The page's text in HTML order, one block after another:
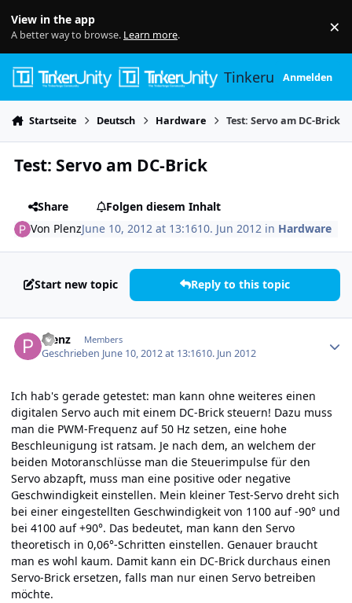
View in the app
A better way to browse. Learn more. ×
TinkerunityAnmelden
Startseite Deutsch Hardware Test: Servo am DC-Brick
Test: Servo am DC-Brick
Share
Folgen diesem Inhalt
Von PlenzJune 10, 2012 at 13:1610. Jun 2012 in Hardware
Start new topic Reply to this topic
Plenz Members
Geschrieben June 10, 2012 at 13:1610. Jun 2012
Ich hab's gerade getestet: man kann ohne weiteres einen
digitalen Servo auch mit einem DC-Brick steuern! Dazu muss
man die PWM-Frequenz auf 50 Hz setzen, eine hohe
Beschleunigung ist ratsam. Je nach dem, an welchem der
beiden Motoranschlüsse man die Steuerimpulse für den
Servo abzapft, muss man eine positive oder negative
Geschwindigkeit einstellen. Mein kleiner Test-Servo dreht sich
bei einer eingestellten Geschwindigkeit von 1100 auf -90° und
bei 4100 auf +90°. Das bedeutet, man kann den Servo
theoretisch in 0,06°-Schritten einstellen. Genauer braucht
man es wohl kaum. Damit kann ein DC-Brick durchaus einen
Servo-Brick ersetzen, falls man nur einen Servo betreiben
möchte.